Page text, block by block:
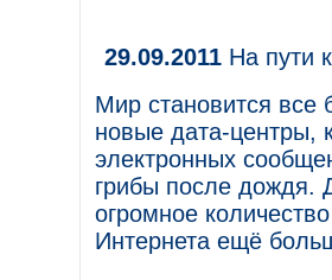
29.09.2011 На пути
Мир становится
новые дата-центры,
электронных
грибы после дождя.
огромное
Интернета ещё